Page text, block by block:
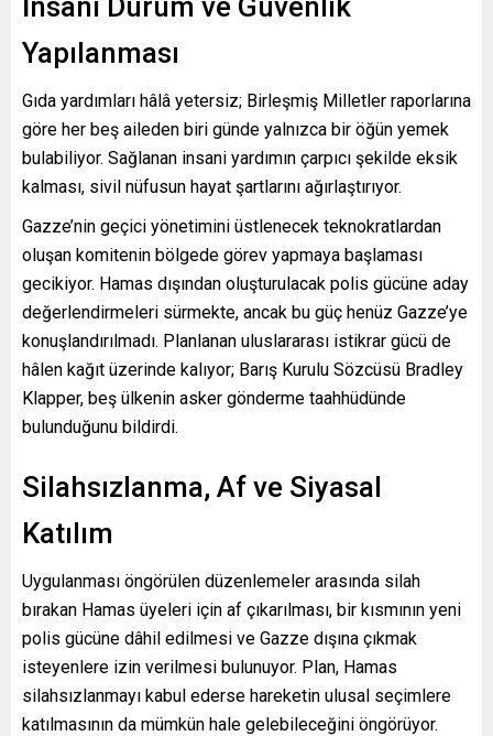
Yapılanması
Gıda yardımları hâlâ yetersiz; Birleşmiş Milletler raporlarına
göre her beş aileden biri günde yalnızca bir öğün yemek
bulabiliyor. Sağlanan insani yardımın çarpıcı şekilde eksik
kalması, sivil nüfusun hayat şartlarını ağırlaştırıyor.
Gazze’nin geçici yönetimini üstlenecek teknokratlardan
oluşan komitenin bölgede görev yapmaya başlaması
gecikiyor. Hamas dışından oluşturulacak polis gücüne aday
değerlendirmeleri sürmekte, ancak bu güç henüz Gazze’ye
konuşlandırılmadı. Planlanan uluslararası istikrar gücü de
hâlen kağıt üzerinde kalıyor; Barış Kurulu Sözcüsü Bradley
Klapper, beş ülkenin asker gönderme taahhüdünde
bulunduğunu bildirdi.
Silahsızlanma, Af ve Siyasal
Katılım
Uygulanması öngörülen düzenlemeler arasında silah
bırakan Hamas üyeleri için af çıkarılması, bir kısmının yeni
polis gücüne dâhil edilmesi ve Gazze dışına çıkmak
isteyenlere izin verilmesi bulunuyor. Plan, Hamas
silahsızlanmayı kabul ederse hareketin ulusal seçimlere
katılmasının da mümkün hale gelebileceğini öngörüyor.